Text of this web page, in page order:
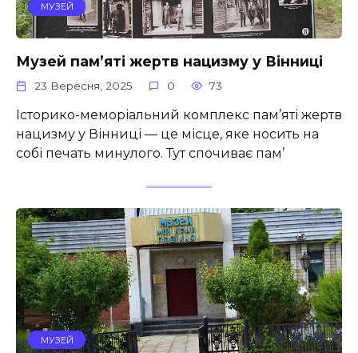
МУЗЕЙ
Музей пам’яті жертв нацизму у Вінниці
23 Вересня, 2025 0 73
Історико-меморіальний комплекс пам’яті жертв
нацизму у Вінниці — це місце, яке носить на
собі печать минулого. Тут спочиває пам’
МУЗЕЙ